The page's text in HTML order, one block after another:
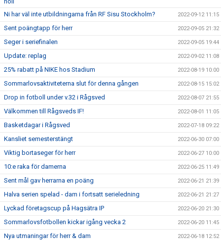
Ni har väl inte utbildningarna från RF Sisu Stockholm?
2022-09-12 11:15
Sent poängtapp för herr 2022-09-05 21:32
Seger i seriefinalen 2022-09-05 19:44
Update: replag 2022-09-02 11:08
25% rabatt på NIKE hos Stadium 2022-08-19 10:00
Sommarlovsaktiviteterna slut för denna gången 2022-08-15 15:02
Drop in fotboll under v.32 i Rågsved 2022-08-07 21:55
Välkommen till Rågsveds IF! 2022-08-01 11:05
Basketdagar i Rågsved 2022-07-18 09:22
Kansliet semesterstängt 2022-06-30 07:00
Viktig bortaseger för herr 2022-06-27 10:00
10:e raka för damerna 2022-06-25 11:49
Sent mål gav herrarna en poäng 2022-06-21 21:39
Halva serien spelad - dam i fortsatt serieledning 2022-06-21 21:27
Lyckad företagscup på Hagsätra IP 2022-06-20 21:30
Sommarlovsfotbollen kickar igång vecka 2 2022-06-20 11:45
Nya utmaningar för herr & dam 2022-06-18 12:52